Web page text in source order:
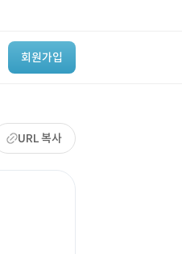
회원가입
URL 복사